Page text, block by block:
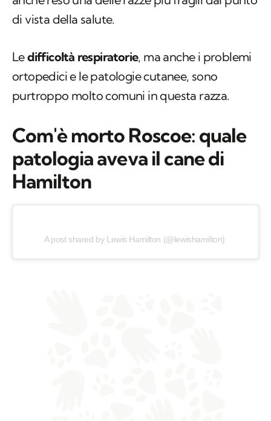
di vista della salute.
Ledifficoltà respiratorie, ma anche i problemi
ortopedici e le patologie cutanee, sono
purtroppo molto comuni in questa razza.
Com'è morto Roscoe: quale
patologia aveva il cane di
Hamilton
A post shared by Lewis Hamilton (@lewishamilton)